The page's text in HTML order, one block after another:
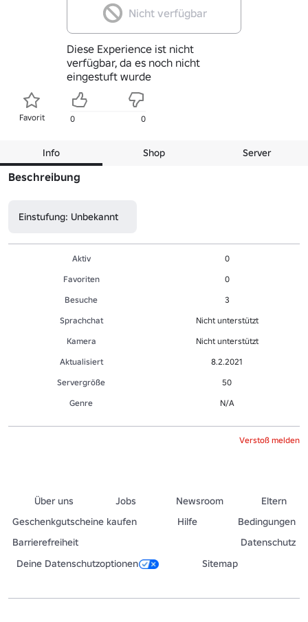
Nicht verfügbar
Diese Experience ist nicht
verfügbar, da es noch nicht
eingestuft wurde
Favorit 0 0
Info Shop Server
Beschreibung
Einstufung: Unbekannt
Aktiv
0
Favoriten
0
Besuche
3
Sprachchat
Nicht unterstützt
Kamera
Nicht unterstützt
Aktualisiert
8.2.2021
Servergröße
50
Genre
N/A
Verstoß melden
Über uns Jobs Newsroom
Eltern
Geschenkgutscheine kaufen
Hilfe
Bedingungen
Barrierefreiheit
Datenschutz
Deine Datenschutzoptionen
Sitemap